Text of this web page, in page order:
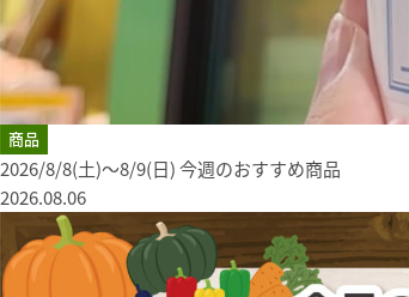
商品
2026/8/8(土)～8/9(日) 今週のおすすめ商品
2026.08.06